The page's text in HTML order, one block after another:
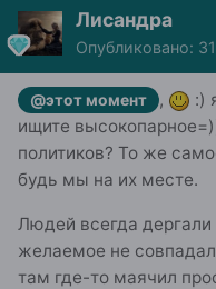
Лисандра
Опубликовано:
@этот момент ,
:)
ищите
политиков? То же
будь мы на их месте.
Людей всегда дергали
желаемое не
там где-то маячил